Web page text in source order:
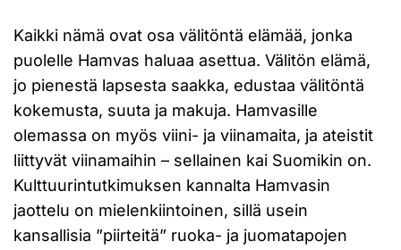
Kaikki nämä ovat osa välitöntä elämää, jonka
puolelle Hamvas haluaa asettua. Välitön elämä,
jo pienestä lapsesta saakka, edustaa välitöntä
kokemusta, suuta ja makuja. Hamvasille
olemassa on myös viini- ja viinamaita, ja ateistit
liittyvät viinamaihin – sellainen kai Suomikin on.
Kulttuurintutkimuksen kannalta Hamvasin
jaottelu on mielenkiintoinen, sillä usein
kansallisia ”piirteitä” ruoka- ja juomatapojen